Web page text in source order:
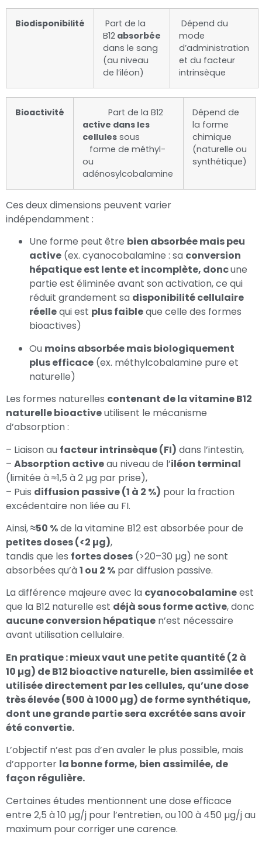
Biodisponibilité
Part de la
B12 absorbée
dans le sang
(au niveau
de l’iléon)
Dépend du
mode
d’administration
et du facteur
intrinsèque
Bioactivité
Part de la B12
active dans les
cellules sous
forme de méthyl-
ou
adénosylcobalamine
Dépend de
la forme
chimique
(naturelle ou
synthétique)
Ces deux dimensions peuvent varier
indépendamment :
Une forme peut être bien absorbée mais peu
active (ex. cyanocobalamine : sa conversion
hépatique est lente et incomplète, doncune
partie est éliminée avant son activation, ce qui
réduit grandement sa disponibilité cellulaire
réellequi est plus faibleque celle des formes
bioactives)
Ou moins absorbée mais biologiquement
plus efficace (ex. méthylcobalamine pure et
naturelle)
Les formes naturelles contenant de la vitamine B12
naturelle bioactiveutilisent le mécanisme
d’absorption :
– Liaison au facteur intrinsèque (FI) dans l’intestin,
– Absorption activeau niveau de l’iléon terminal
(limitée à ≈1,5 à 2 µg par prise),
– Puis diffusion passive (1 à 2 %) pour la fraction
excédentaire non liée au FI.
Ainsi,≈50 %de la vitamine B12 est absorbée pour de
petites doses (<2 µg),
tandis que les fortes doses (>20–30 µg) ne sont
absorbées qu’à1 ou 2 % par diffusion passive.
La différence majeure avec la cyanocobalamineest
que la B12 naturelle est déjà sous forme active, donc
aucune conversion hépatique n’est nécessaire
avant utilisation cellulaire.
En pratique : mieux vaut une petite quantité (2 à
10 µg) de B12 bioactive naturelle, bien assimilée et
utilisée directement par les cellules, qu’une dose
très élevée (500 à 1000 µg) de forme synthétique,
dont une grande partie sera excrétée sans avoir
été convertie.
L’objectif n’est pas d’en avaler le plus possible, mais
d’apporter la bonne forme, bien assimilée, de
façon régulière.
Certaines études mentionnent une dose efficace
entre 2,5 à 10 µg/j pour l’entretien, ou 100 à 450 µg/j au
maximum pour corriger une carence.